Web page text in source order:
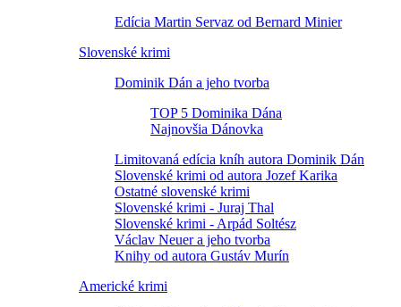
Edícia Martin Servaz od Bernard Minier
Slovenské krimi
Dominik Dán a jeho tvorba
TOP 5 Dominika Dána
Najnovšia Dánovka
Limitovaná edícia kníh autora Dominik Dán
Slovenské krimi od autora Jozef Karika
Ostatné slovenské krimi
Slovenské krimi - Juraj Thal
Slovenské krimi - Arpád Soltész
Václav Neuer a jeho tvorba
Knihy od autora Gustáv Murín
Americké krimi